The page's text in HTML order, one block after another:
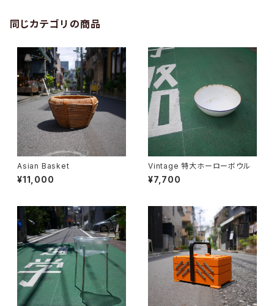
同じカテゴリの商品
Asian Basket
¥11,000
Vintage 特大ホーローボウル
¥7,700